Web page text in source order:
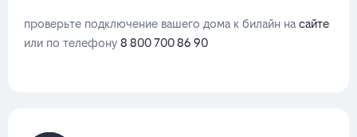
проверьте подключение вашего дома к билайн на сайте
или по телефону 8 800 700 86 90